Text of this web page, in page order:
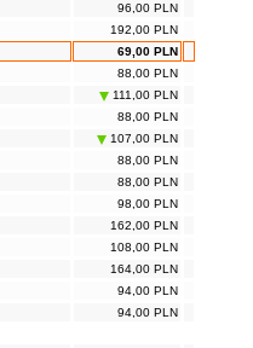
96,00 PLN
192,00 PLN
69,00 PLN
88,00 PLN
111,00 PLN
88,00 PLN
107,00 PLN
88,00 PLN
88,00 PLN
98,00 PLN
162,00 PLN
108,00 PLN
164,00 PLN
94,00 PLN
94,00 PLN